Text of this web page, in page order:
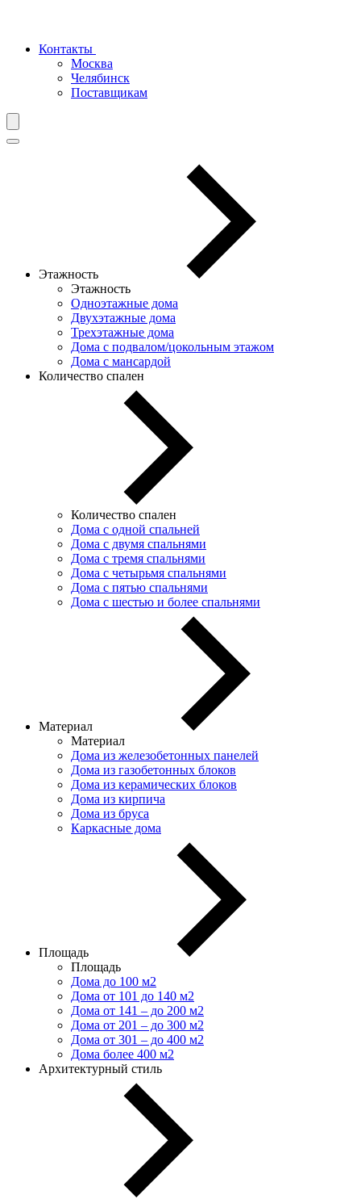
Контакты
Москва
Челябинск
Поставщикам
Этажность
Этажность
Одноэтажные дома
Двухэтажные дома
Трехэтажные дома
Дома с подвалом/цокольным этажом
Дома с мансардой
Количество спален
Количество спален
Дома с одной спальней
Дома с двумя спальнями
Дома с тремя спальнями
Дома с четырьмя спальнями
Дома с пятью спальнями
Дома с шестью и более спальнями
Материал
Материал
Дома из железобетонных панелей
Дома из газобетонных блоков
Дома из керамических блоков
Дома из кирпича
Дома из бруса
Каркасные дома
Площадь
Площадь
Дома до 100 м2
Дома от 101 до 140 м2
Дома от 141 – до 200 м2
Дома от 201 – до 300 м2
Дома от 301 – до 400 м2
Дома более 400 м2
Архитектурный стиль